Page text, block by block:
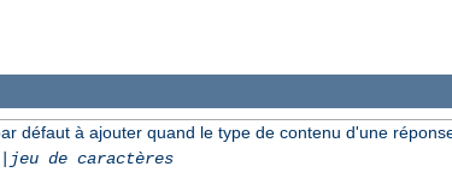
défaut à ajouter quand le type de contenu d'une
jeu de caractères